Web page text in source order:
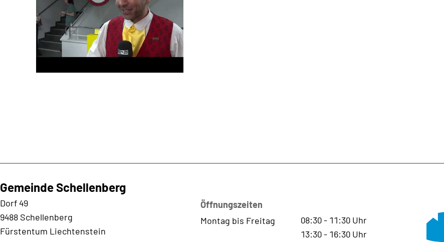
Gemeinde Schellenberg
Dorf 49
9488 Schellenberg
Fürstentum Liechtenstein
Öffnungszeiten
Montag bis Freitag
08:30- 11:30 Uhr
13:30- 16:30 Uhr